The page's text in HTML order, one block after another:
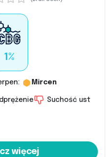
1%
Mircen
Suchość ust
więcej